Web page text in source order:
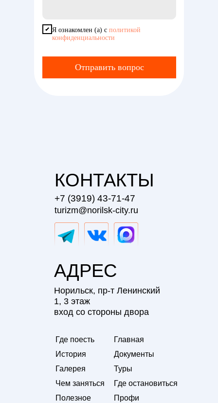
Я ознакомлен (а) с политикой
конфиденциальности
Отправить вопрос
Где остановиться
Туры
Профи
Чем заняться
Документы
Полезное
Главная
Галерея
История
Где поесть
АДРЕС
Норильск, пр-т Ленинский
1, 3 этаж
вход со стороны двора
turizm@norilsk-city.ru
+7 (3919) 43-71-47
КОНТАКТЫ